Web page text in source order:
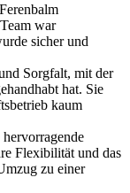
war
sicher und
Sorgfalt, mit der
hat. Sie
kaum
Flexibilität und das
zu einer